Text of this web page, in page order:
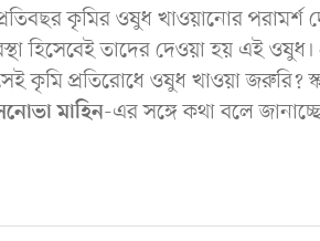
কৃমির ওষুধ খাওয়ানোর পরামর্শ
হিসেবেই তাদের দেওয়া হয় এই
কৃমি প্রতিরোধে ওষুধ খাওয়া জরুরি?
মাহিন-এর সঙ্গে কথা বলে